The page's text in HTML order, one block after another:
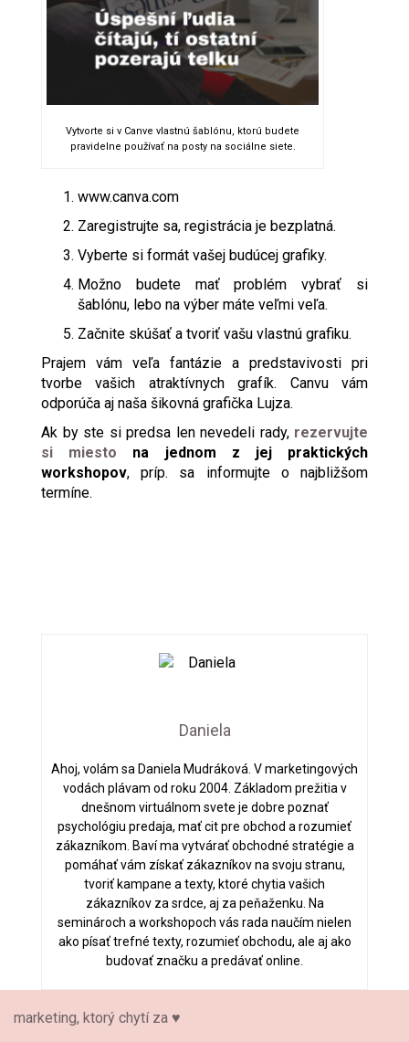
Vytvorte si v Canve vlastnú šablónu, ktorú budete
pravidelne používať na posty na sociálne siete.
www.canva.com
Zaregistrujte sa, registrácia je bezplatná.
Vyberte si formát vašej budúcej grafiky.
Možno budete mať problém vybrať si
šablónu, lebo na výber máte veľmi veľa.
Začnite skúšať a tvoriť vašu vlastnú grafiku.
Prajem vám veľa fantázie a predstavivosti pri
tvorbe vašich atraktívnych grafík. Canvu vám
odporúča aj naša šikovná grafička Lujza.
Ak by ste si predsa len nevedeli rady, rezervujte
si miesto na jednom z jej praktických
workshopov, príp. sa informujte o najbližšom
termíne.
Daniela
Ahoj, volám sa Daniela Mudráková. V marketingových
vodách plávam od roku 2004. Základom prežitia v
dnešnom virtuálnom svete je dobre poznať
psychológiu predaja, mať cit pre obchod a rozumieť
zákazníkom. Baví ma vytvárať obchodné stratégie a
pomáhať vám získať zákazníkov na svoju stranu,
tvoriť kampane a texty, ktoré chytia vašich
zákazníkov za srdce, aj za peňaženku. Na
seminároch a workshopoch vás rada naučím nielen
ako písať trefné texty, rozumieť obchodu, ale aj ako
budovať značku a predávať online.
marketing, ktorý chytí za ♥